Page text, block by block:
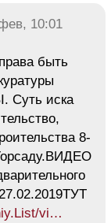
10:01
быть
Суть иска
8-
vi…